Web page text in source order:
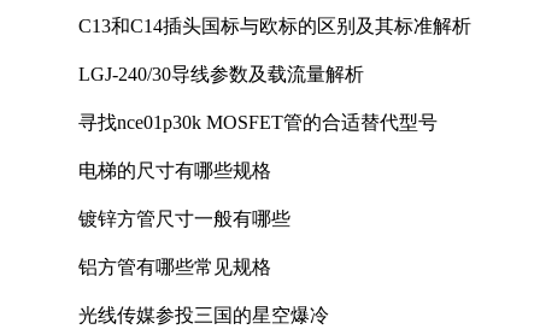
C13和C14插头国标与欧标的区别及其标准解析
LGJ-240/30导线参数及载流量解析
寻找nce01p30k MOSFET管的合适替代型号
电梯的尺寸有哪些规格
镀锌方管尺寸一般有哪些
铝方管有哪些常见规格
光线传媒参投三国的星空爆冷